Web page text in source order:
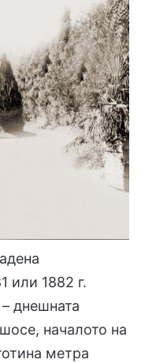
или 1882 г.
днешната
началото на
метра